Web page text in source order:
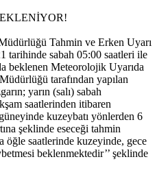
Tahmin ve Erken Uyarı
tarihinde sabah 05:00 saatleri ile
beklenen Meteorolojik Uyarıda
tarafından yapılan
yarın (salı) sabah
saatlerinden itibaren
kuzeybatı yönlerden 6
şeklinde eseceği tahmin
öğle saatlerinde kuzeyinde, gece
beklenmektedir’’ şeklinde